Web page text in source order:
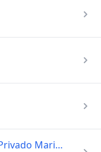
Centro Interdisciplinario de Salud Privado Marinar